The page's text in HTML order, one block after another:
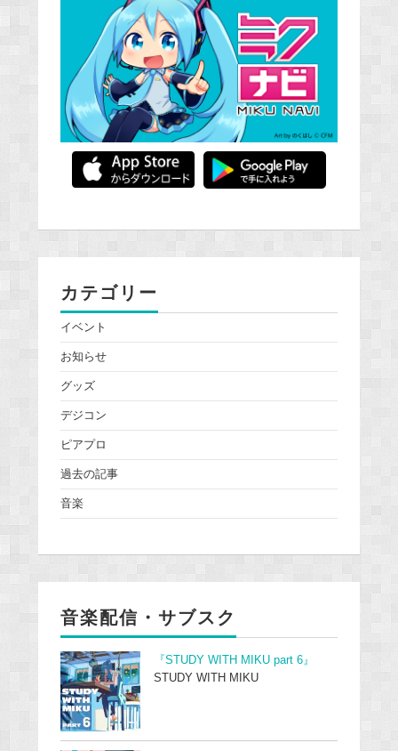
カテゴリー
イベント
お知らせ
グッズ
デジコン
ピアプロ
過去の記事
音楽
音楽配信・サブスク
『STUDY WITH MIKU part 6』
STUDY WITH MIKU